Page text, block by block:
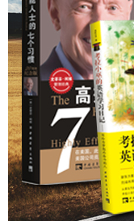
导
模
式